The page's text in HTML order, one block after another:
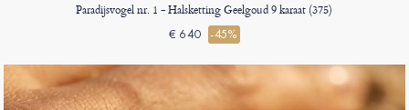
Paradijsvogel nr. 1 - Halsketting Geelgoud 9 karaat (375)
€ 640 -45%